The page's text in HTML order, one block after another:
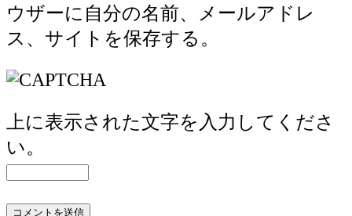
ウザーに自分の名前、メールアドレ
ス、サイトを保存する。
上に表示された文字を入力してくださ
い。